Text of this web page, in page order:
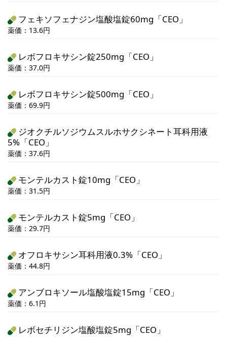
フェキソフェナジン塩酸塩錠60mg「CEO」
薬価：13.6円
レボフロキサシン錠250mg「CEO」
薬価：37.0円
レボフロキサシン錠500mg「CEO」
薬価：69.9円
ジオクチルソジウムスルホサクシネート耳科用液
5%「CEO」
薬価：37.6円
モンテルカスト錠10mg「CEO」
薬価：31.5円
モンテルカスト錠5mg「CEO」
薬価：29.7円
オフロキサシン耳科用液0.3%「CEO」
薬価：44.8円
アンブロキソール塩酸塩錠15mg「CEO」
薬価：6.1円
レボセチリジン塩酸塩錠5mg「CEO」